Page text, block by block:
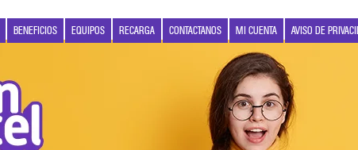
BENEFICIOS EQUIPOS RECARGA CONTACTANOS MI CUENTA AVISO DE